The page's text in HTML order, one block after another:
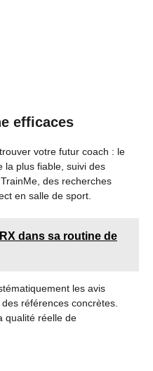
efficaces
votre futur coach : le
la plus fiable, suivi des
des recherches
en salle de sport.
dans sa routine de
les avis
références concrètes.
qualité réelle de